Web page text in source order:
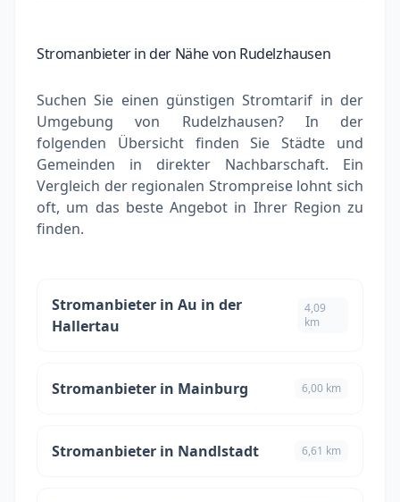
Stromanbieter in der Nähe von Rudelzhausen
Suchen Sie einen günstigen Stromtarif in der
Umgebung von Rudelzhausen? In der
folgenden Übersicht finden Sie Städte und
Gemeinden in direkter Nachbarschaft. Ein
Vergleich der regionalen Strompreise lohnt sich
oft, um das beste Angebot in Ihrer Region zu
finden.
Stromanbieter in Au in der
Hallertau
4,09
km
Stromanbieter in Mainburg 6,00 km
Stromanbieter in Nandlstadt 6,61 km